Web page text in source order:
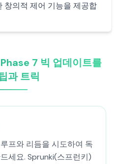
창의적 제어 기능을 제공합
7 빅 업데이트를
과 트릭
프와 리듬을 시도하여 독
세요. Sprunki(스프런키)